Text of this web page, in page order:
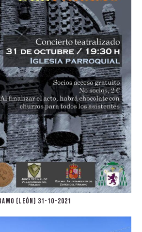
(León) 31-10-2021